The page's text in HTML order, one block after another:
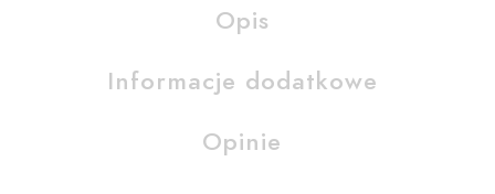
Opis
Informacje dodatkowe
Opinie